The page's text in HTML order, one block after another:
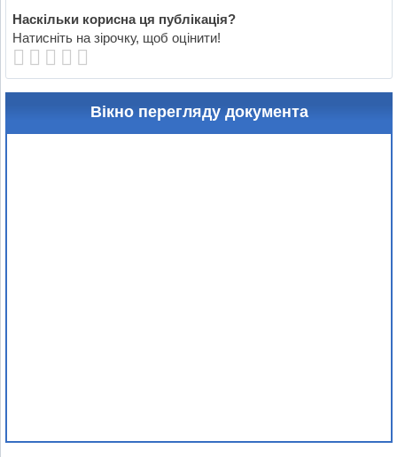
Наскільки корисна ця публікація?
Натисніть на зірочку, щоб оцінити!
Вікно перегляду документа